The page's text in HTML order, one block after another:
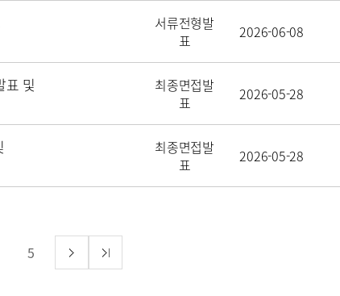
서류전형발
표
2026-06-08
표 및
최종면접발
표
2026-05-28
최종면접발
표
2026-05-28
5